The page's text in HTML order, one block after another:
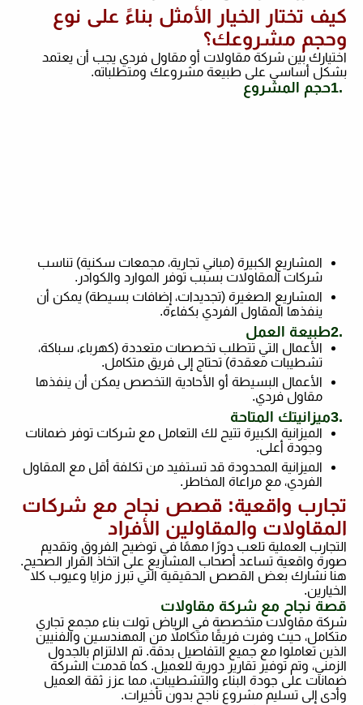
كيف تختار الخيار الأمثل بناءً على نوع
وحجم مشروعك؟
اختيارك بين شركة مقاولات أو مقاول فردي يجب أن يعتمد
بشكل أساسي على طبيعة مشروعك ومتطلباته.
1.حجم المشروع
المشاريع الكبيرة (مباني تجارية، مجمعات سكنية) تناسب
شركات المقاولات بسبب توفر الموارد والكوادر .
المشاريع الصغيرة (تجديدات، إضافات بسيطة) يمكن أن
ينفذها المقاول الفردي بكفاءة.
2.طبيعة العمل
الأعمال التي تتطلب تخصصات متعددة (كهرباء، سباكة،
تشطيبات معقدة) تحتاج إلى فريق متكامل.
الأعمال البسيطة أو الأحادية التخصص يمكن أن ينفذها
مقاول فردي.
3.ميزانيتك المتاحة
الميزانية الكبيرة تتيح لك التعامل مع شركات توفر ضمانات
وجودة أعلى.
الميزانية المحدودة قد تستفيد من تكلفة أقل مع المقاول
الفردي، مع مراعاة المخاطر .
تجارب واقعية: قصص نجاح مع شركات
المقاولات والمقاولين الأفراد
التجارب العملية تلعب دورًا مهمًا في توضيح الفروق وتقديم
صورة واقعية تساعد أصحاب المشاريع على اتخاذ القرار الصحيح.
هنا نشارك بعض القصص الحقيقية التي تبرز مزايا وعيوب كلا
الخيارين.
قصة نجاح مع شركة مقاولات
شركة مقاولات متخصصة في الرياض تولت بناء مجمع تجاري
متكامل، حيث وفرت فريقًا متكاملاً من المهندسين والفنيين
الذين تعاملوا مع جميع التفاصيل بدقة. تم الالتزام بالجدول
الزمني، وتم توفير تقارير دورية للعميل. كما قدمت الشركة
ضمانات على جودة البناء والتشطيبات، مما عزز ثقة العميل
وأدى إلى تسليم مشروع ناجح بدون تأخيرات.